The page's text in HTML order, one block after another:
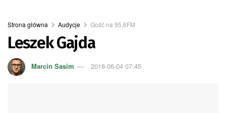
Strona główna Audycje Gość na 95,6FM
Leszek Gajda
Marcin Sasim 2018-06-04 07:45